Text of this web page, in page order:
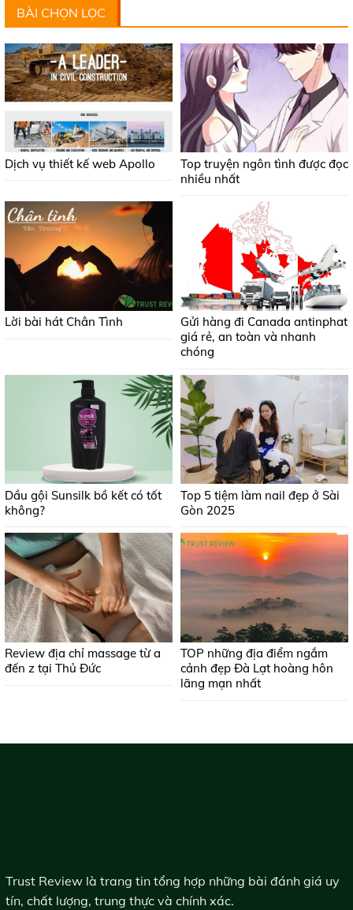
BÀI CHỌN LỌC
Dịch vụ thiết kế web Apollo
Top truyện ngôn tình được đọc
nhiều nhất
Lời bài hát Chân Tình
Gửi hàng đi Canada antinphat
giá rẻ, an toàn và nhanh
chóng
Dầu gội Sunsilk bồ kết có tốt
không?
Top 5 tiệm làm nail đẹp ở Sài
Gòn 2025
Review địa chỉ massage từ a
đến z tại Thủ Đức
TOP những địa điểm ngắm
cảnh đẹp Đà Lạt hoàng hôn
lãng mạn nhất
Trust Review là trang tin tổng hợp những bài đánh giá uy
tín, chất lượng, trung thực và chính xác.